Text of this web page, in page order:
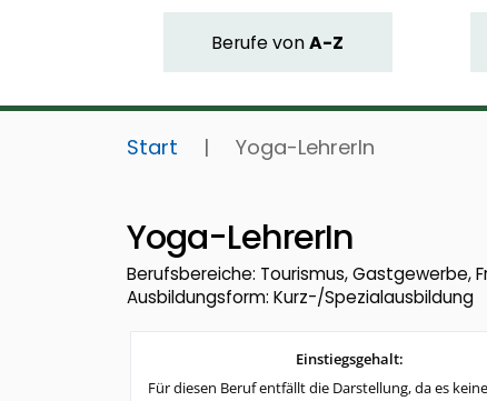
BerufevonA-Z
Start | Yoga-LehrerIn
Yoga-LehrerIn
Berufsbereiche: Tourismus, Gastgewerbe,
Ausbildungsform: Kurz-/Spezialausbildung
Einstiegsgehalt:
Für diesen Beruf entfällt die Darstellung, da es